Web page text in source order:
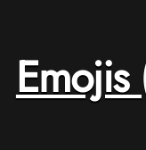
Emojis